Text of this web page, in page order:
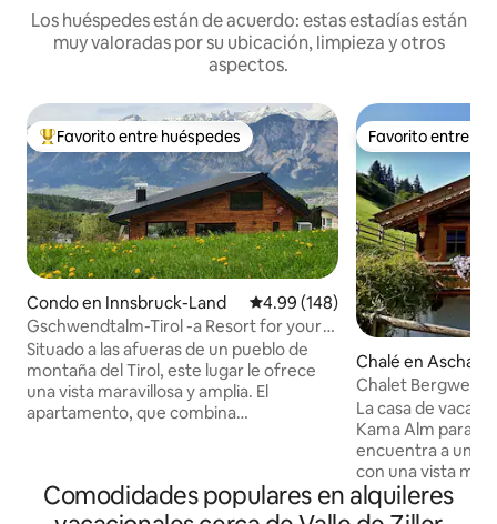
Los huéspedes están de acuerdo: estas estadías están
muy valoradas por su ubicación, limpieza y otros
aspectos.
Favorito entre huéspedes preferido
Favorito entre huéspedes
Condo en Innsbruck-Land Calificación promedio: 4.99 de
4.99 (148)
Gschwendtalm-Tirol -a Resort for your
Take-Time
Situado a las afueras de un pueblo de
montaña del Tirol, este lugar le ofrece
una vista maravillosa y amplia. El
apartamento, que combina
permite practicar todo tipo de deportes
de montaña en verano e invierno. Sin
Favorito entre
Favorito entre
Chalé en Aschau
Chalet Bergwell
La casa de
Kama Alm para
encuentra a unos
con una vista maravillosa!
amueblado con
detalles y
Comodidades populares en alquileres